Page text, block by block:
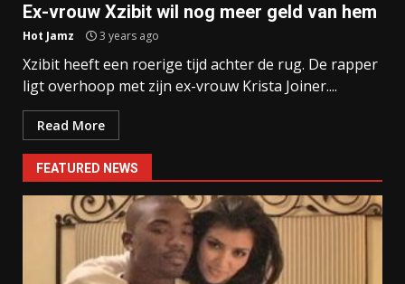
Ex-vrouw Xzibit wil nog meer geld van hem
Hot Jamz 3 years ago
Xzibit heeft een roerige tijd achter de rug. De rapper
ligt overhoop met zijn ex-vrouw Krista Joiner....
Read More
FEATURED NEWS